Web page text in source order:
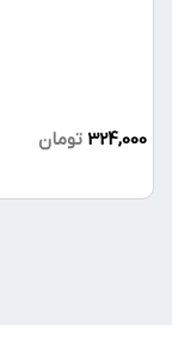
324,000 تومان